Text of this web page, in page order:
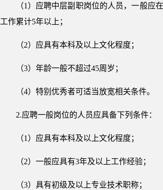
（1）应聘中层副职岗位的人员，一般应
工作累计5年以上；
（2）应具有本科及以上文化程度；
（3）年龄一般不超过45周岁；
（4）特别优秀者可适当放宽相关条件。
2.应聘一般岗位的人员应具备下列条件：
（1）应具有本科及以上文化程度；
（2）一般应具有3年及以上工作经验；
（3）具有初级及以上专业技术职称；